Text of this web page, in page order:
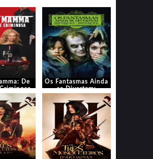
De
Os Fantasmas Ainda
se Divertem:
Beetlejuice
Beetlejuice